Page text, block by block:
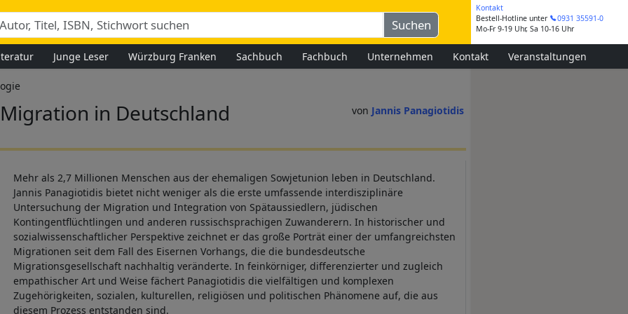
Kontakt
Bestell-Hotline unter
0931 35591-0
Mo-Fr 9-19 Uhr, Sa 10-16 Uhr
Junge Leser Würzburg Franken Sachbuch Fachbuch Unternehmen Kontakt Veranstaltungen
Jannis Panagiotidis
in Deutschland
Mehr als 2,7 Millionen Menschen aus der ehemaligen Sowjetunion leben in Deutschland.
Jannis Panagiotidis bietet nicht weniger als die erste umfassende interdisziplinäre
Untersuchung der Migration und Integration von Spätaussiedlern, jüdischen
Kontingentflüchtlingen und anderen russischsprachigen Zuwanderern. In historischer und
sozialwissenschaftlicher Perspektive zeichnet er das große Porträt einer der umfangreichsten
Migrationen seit dem Fall des Eisernen Vorhangs, die die bundesdeutsche
Migrationsgesellschaft nachhaltig veränderte. In feinkörniger, differenzierter und zugleich
empathischer Art und Weise fächert Panagiotidis die vielfältigen und komplexen
Zugehörigkeiten, sozialen, kulturellen, religiösen und politischen Phänomene auf, die aus
diesem Prozess entstanden sind.